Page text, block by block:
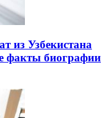
из Узбекистана
факты биографии